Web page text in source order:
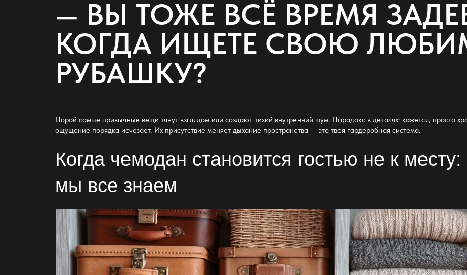
— ВЫ ТОЖЕ ВСЁ ВРЕМЯ
КОГДА ИЩЕТЕ СВОЮ
РУБАШКУ?
Порой самые привычные вещи тянут взглядом или создают тихий внутренний шум. Парадокс в деталях: кажется, просто
ощущение порядка исчезает. Их присутствие меняет дыхание пространства — это твоя гардеробная система.
Когда чемодан становится гостью не к
мы все знаем